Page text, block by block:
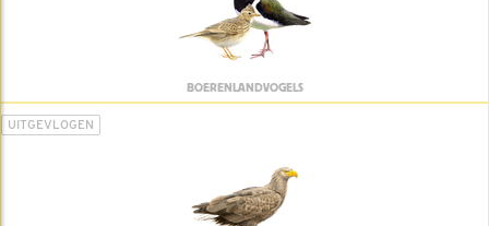
BOERENLANDVOGELS
UITGEVLOGEN